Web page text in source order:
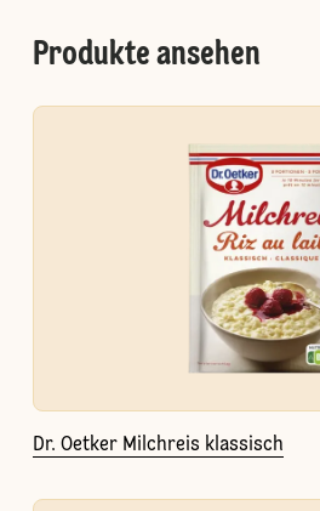
Produkte ansehen
Dr. Oetker Milchreis klassisch